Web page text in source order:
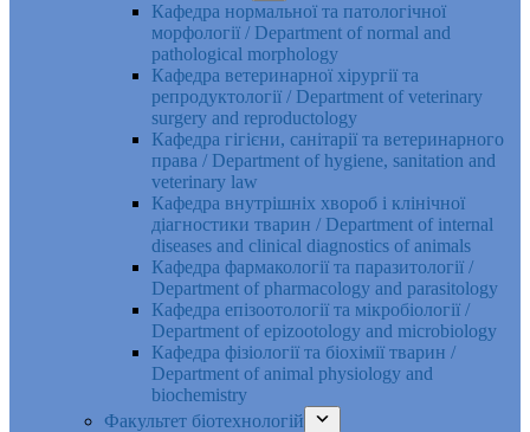
Кафедра нормальної та патологічної
морфології / Department of normal and
pathological morphology
Кафедра ветеринарної хірургії та
репродуктології / Department of veterinary
surgery and reproductology
Кафедра гігієни, санітарії та ветеринарного
права / Department of hygiene, sanitation and
veterinary law
Кафедра внутрішніх хвороб і клінічної
діагностики тварин / Department of internal
diseases and clinical diagnostics of animals
Кафедра фармакології та паразитології /
Department of pharmacology and parasitology
Кафедра епізоотології та мікробіології /
Department of epizootology and microbiology
Кафедра фізіології та біохімії тварин /
Department of animal physiology and
biochemistry
Факультет біотехнологій